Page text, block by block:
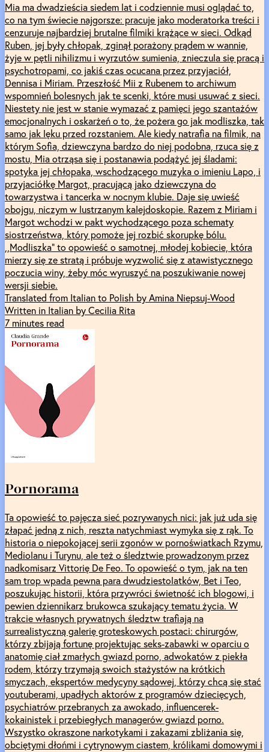
Mia ma dwadzieścia siedem lat i codziennie musi oglądać to,
co na tym świecie najgorsze: pracuje jako moderatorka treści i
cenzuruje najbardziej brutalne filmiki krążące w sieci. Odkąd
Ruben, jej były chłopak, zginął porażony prądem w wannie,
żyje w pętli nihilizmu i wyrzutów sumienia, znieczula się pracą i
psychotropami, co jakiś czas ocucana przez przyjaciół,
Dennisa i Miriam. Przeszłość Mii z Rubenem to archiwum
wspomnień bolesnych jak te scenki, które musi usuwać z sieci.
Niestety nie jest w stanie wymazać z pamięci jego szantażów
emocjonalnych i oskarżeń o to, że pożera go jak modliszka, tak
samo jak lęku przed rozstaniem. Ale kiedy natrafia na filmik, na
którym Sofia, dziewczyna bardzo do niej podobna, rzuca się z
mostu, Mia otrząsa się i postanawia podążyć jej śladami:
spotyka jej chłopaka, wschodzącego muzyka o imieniu Lapo, i
przyjaciółkę Margot, pracującą jako dziewczyna do
towarzystwa i tancerka w nocnym klubie. Daje się uwieść
obojgu, niczym w lustrzanym kalejdoskopie. Razem z Miriam i
Margot wchodzi w pakt wychodzącego poza schematy
siostrzeństwa, który pomoże jej rozbić skorupkę bólu.
,,Modliszka” to opowieść o samotnej, młodej kobiecie, która
mierzy się ze stratą i próbuje wyzwolić się z atawistycznego
poczucia winy, żeby móc wyruszyć na poszukiwanie nowej
wersji siebie.
Translated from Italian to Polish by Amina Niepsuj-Wood
Written in Italian by Cecilia Rita
7 minutes read
Pornorama
Ta opowieść to pajęcza sieć pozrywanych nici: jak już uda się
złapać jedną z nich, reszta natychmiast wymyka się z rąk. To
historia o niepokojącej serii zgonów w pornoświatkach Rzymu,
Mediolanu i Turynu, ale też o śledztwie prowadzonym przez
nadkomisarz Vittorię De Feo. To opowieść o tym, jak na ten
sam trop wpada pewna para dwudziestolatków, Bet i Teo,
poszukując historii, która przywróci świetność ich blogowi, i
pewien dziennikarz brukowca szukający tematu życia. W
trakcie własnych prywatnych śledztw trafiają na
surrealistyczną galerię groteskowych postaci: chirurgów,
którzy zbijają fortunę projektując seks-zabawki w oparciu o
anatomię ciał zmarłych gwiazd porno, adwokatów z piekła
rodem, którzy trzymają swoich stażystów na krótkich
smyczach, ekspertów medycyny sądowej, którzy chcą się stać
youtuberami, upadłych aktorów z programów dziecięcych,
psychiatrów przebranych za awokado, influencerek-
kokainistek i przebiegłych managerów gwiazd porno.
Wszystko okraszone narkotykami i zakazami zbliżania się,
obciętymi dłońmi i cytrynowym ciastem, królikami domowymi i